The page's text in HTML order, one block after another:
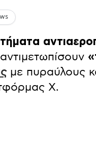
με πυραύλους
X.